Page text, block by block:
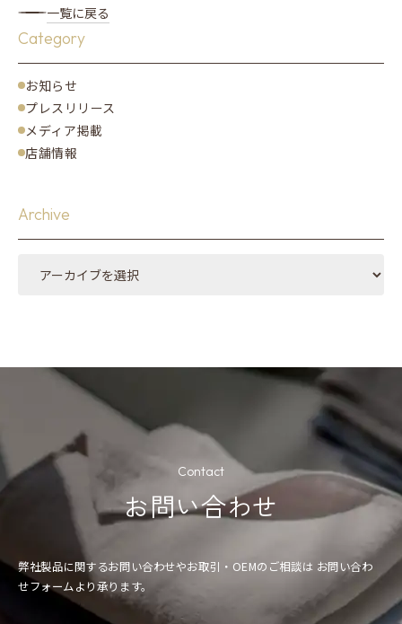
一覧に戻る
Category
お知らせ
プレスリリース
メディア掲載
店舗情報
Archive
Contact
お問い合わせ
弊社製品に関するお問い合わせやお取引・OEMのご相談は お問い合わ
せフォームより承ります。